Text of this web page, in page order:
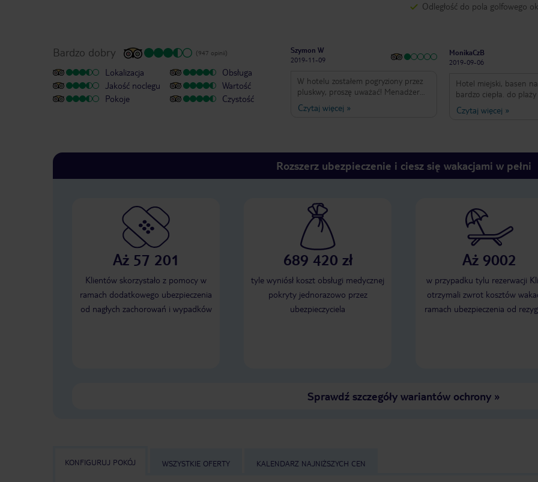
Odległość do pola golfowego
Bardzo dobry (947 opinii)
Lokalizacja
Jakość noclegu
Pokoje
Obsługa
Wartość
Czystość
Szymon W
2019-11-09
W hotelu zostałem pogryziony przez
pluskwy, proszę uważać! Menadżer
hotelu chamski i arogancki, jedynie
traktuje się tam dobrze gości z Anglii,
Czytaj więcej »
MonikaCzB
2019-09-06
Hotel miejski, basen
bardzo ciepła. do
ok15-20 min. Plaża nie
piaszczysta, drobne kamyczki, dzięki
niezbyt duże, ale w
wystarczą.
śniadania monotonne,
samo. WiFi płatne 1
jedno urządzenie.
Ogólnie polecam
Czytaj więcej »
Rozszerz ubezpieczenie i ciesz się wakacjami w pełni
Aż 57 201
Klientów skorzystało z pomocy w
ramach dodatkowego ubezpieczenia
od nagłych zachorowań i wypadków
689 420 zł
tyle wyniósł koszt obsługi medycznej
pokryty jednorazowo przez
ubezpieczyciela
Aż 9002
w przypadku tylu rezerwacji
otrzymali zwrot kosztów
ramach ubezpieczenia od
Sprawdź szczegóły wariantów ochrony»
KONFIGURUJ POKÓJ WSZYSTKIE OFERTY KALENDARZ NAJNIŻSZYCH CEN